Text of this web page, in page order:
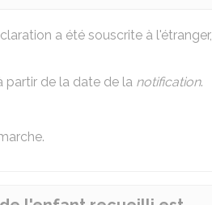
a été souscrite à l'étranger,
partir de la date de la notification.